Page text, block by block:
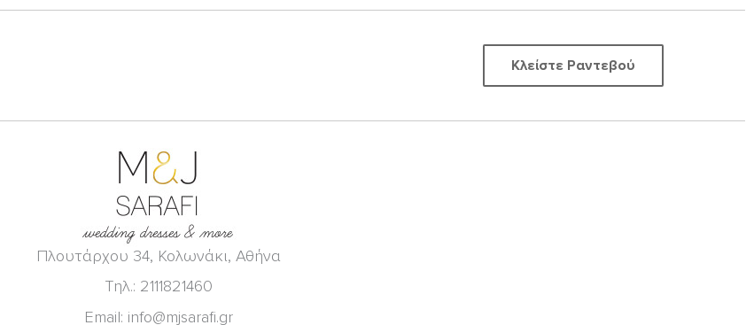
Κλείστε Ραντεβού
Πλουτάρχου 34, Κολωνάκι, Αθήνα
Τηλ.: 2111821460
Email: info@mjsarafi.gr